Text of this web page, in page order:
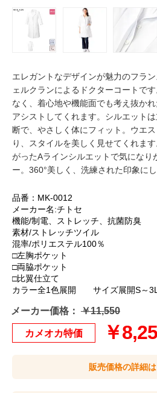
エレガントなデザインが魅力のフラ
ェルクランによるドクターコートで
なく、着心地や機能面でも考え抜か
アシストしてくれます。シルエット
断で、やさしく体にフィット。ウエ
り、スタイルを美しく見せてくれま
がったAラインシルエットで気になり
ー。360°美しく、洗練された印象にし
品番：MK-0012
メーカー名:チトセ
機能/制電、ストレッチ、抗菌防臭
素材/ストレッチツイル
混率/ポリエステル100％
□左胸ポケット
□両脇ポケット
□比翼仕立て
カラー全1色展開 サイズ展開S～
メーカー価格： ￥11,550
カメオカ特価 ￥
販売価格の詳細